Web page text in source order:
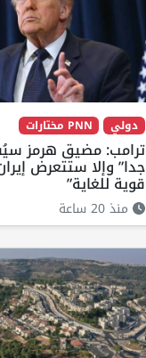
دولي PNN مختارات
ترامب: مضيق هرمز
جدا” وإلا ستتعرض
قوية للغاية”
منذ 20 ساعة